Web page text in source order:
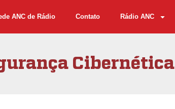
ANC de Rádio Contato Rádio ANC
Cibernética